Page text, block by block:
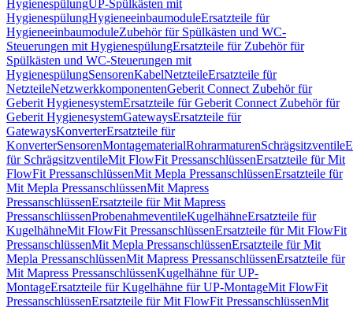
HygienespülungUP-Spülkästen mit
HygienespülungHygieneeinbaumoduleErsatzteile für
HygieneeinbaumoduleZubehör für Spülkästen und WC-
Steuerungen mit HygienespülungErsatzteile für Zubehör für
Spülkästen und WC-Steuerungen mit
HygienespülungSensorenKabelNetzteileErsatzteile für
NetzteileNetzwerkkomponentenGeberit Connect Zubehör für
Geberit HygienesystemErsatzteile für Geberit Connect Zubehör für
Geberit HygienesystemGatewaysErsatzteile für
GatewaysKonverterErsatzteile für
KonverterSensorenMontagematerialRohrarmaturenSchrägsitzventile
für SchrägsitzventileMit FlowFit PressanschlüssenErsatzteile für Mit
FlowFit PressanschlüssenMit Mepla PressanschlüssenErsatzteile für
Mit Mepla PressanschlüssenMit Mapress
PressanschlüssenErsatzteile für Mit Mapress
PressanschlüssenProbenahmeventileKugelhähneErsatzteile für
KugelhähneMit FlowFit PressanschlüssenErsatzteile für Mit FlowFit
PressanschlüssenMit Mepla PressanschlüssenErsatzteile für Mit
Mepla PressanschlüssenMit Mapress PressanschlüssenErsatzteile für
Mit Mapress PressanschlüssenKugelhähne für UP-
MontageErsatzteile für Kugelhähne für UP-MontageMit FlowFit
PressanschlüssenErsatzteile für Mit FlowFit PressanschlüssenMit